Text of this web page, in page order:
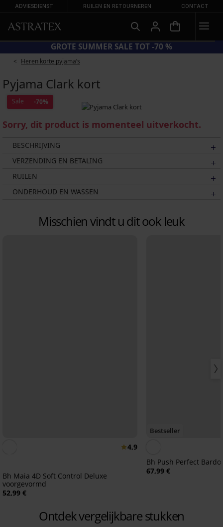
ADVIESDIENST RUILEN EN RETOURNEREN CONTACT
GROTE SUMMER SALE TOT -70 %
Heren korte pyjama’s
Pyjama Clark kort
Sale -70%
Sorry, dit product is momenteel uitverkocht.
BESCHRIJVING
VERZENDING EN BETALING
RUILEN
ONDERHOUD EN WASSEN
Misschien vindt u dit ook leuk
4,9
Bh Maia 4D Soft Control Deluxe
voorgevormd
52,99 €
Bestseller
Bh Push Perfect
67,99 €
Ontdek vergelijkbare stukken